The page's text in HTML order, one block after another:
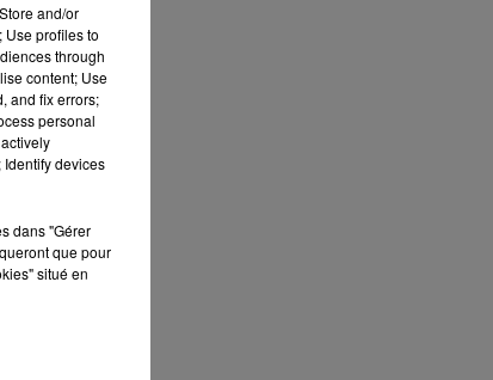
and/or
profiles to
through
content; Use
and fix errors;
personal
devices
dans "Gérer
que pour
situé en